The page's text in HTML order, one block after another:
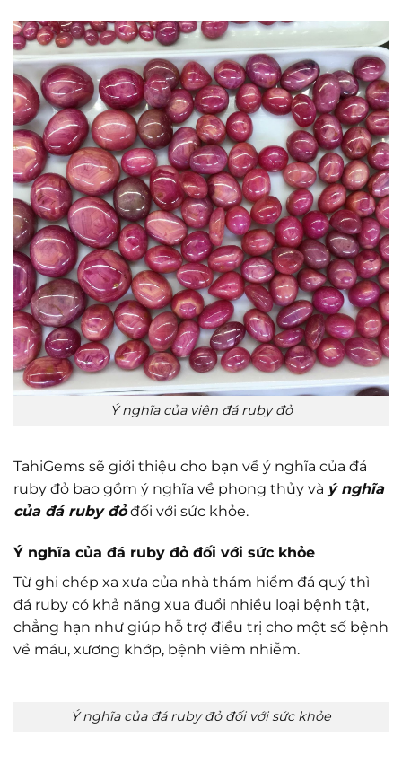
Ý nghĩa của viên đá ruby đỏ
TahiGems sẽ giới thiệu cho bạn về ý nghĩa của đá
ruby đỏ bao gồm ý nghĩa về phong thủy và ý nghĩa
của đá ruby đỏđối với sức khỏe.
Ý nghĩa của đá ruby đỏ đối với sức khỏe
Từ ghi chép xa xưa của nhà thám hiểm đá quý thì
đá ruby có khả năng xua đuổi nhiều loại bệnh tật,
chẳng hạn như giúp hỗ trợ điều trị cho một số bệnh
về máu, xương khớp, bệnh viêm nhiễm.
Ý nghĩa của đá ruby đỏ đối với sức khỏe